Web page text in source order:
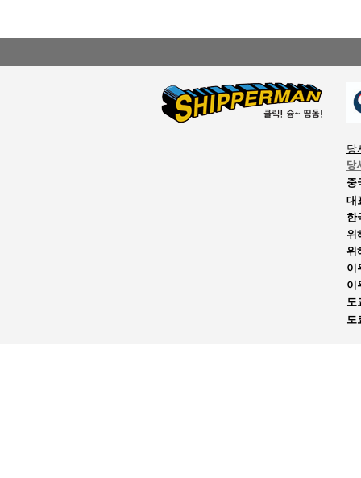
당
당
중
대
한
위
위
이
이
도
도